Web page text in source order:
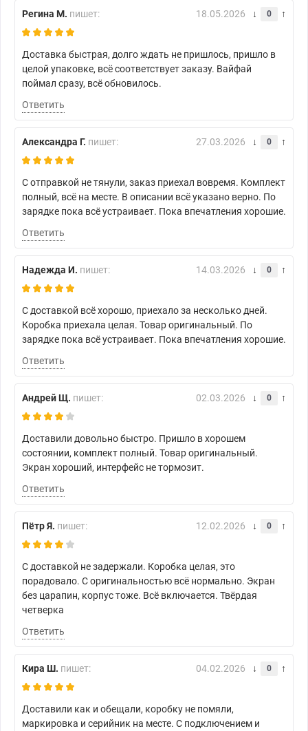
Регина М. пишет: 18.05.2026 0
Доставка быстрая, долго ждать не пришлось, пришло в
целой упаковке, всё соответствует заказу. Вайфай
поймал сразу, всё обновилось.
Ответить
Александра Г. пишет: 27.03.2026 0
С отправкой не тянули, заказ приехал вовремя. Комплект
полный, всё на месте. В описании всё указано верно. По
зарядке пока всё устраивает. Пока впечатления хорошие.
Ответить
Надежда И. пишет: 14.03.2026 0
С доставкой всё хорошо, приехало за несколько дней.
Коробка приехала целая. Товар оригинальный. По
зарядке пока всё устраивает. Пока впечатления хорошие.
Ответить
Андрей Щ. пишет: 02.03.2026 0
Доставили довольно быстро. Пришло в хорошем
состоянии, комплект полный. Товар оригинальный.
Экран хороший, интерфейс не тормозит.
Ответить
Пётр Я. пишет: 12.02.2026 0
С доставкой не задержали. Коробка целая, это
порадовало. С оригинальностью всё нормально. Экран
без царапин, корпус тоже. Всё включается. Твёрдая
четверка
Ответить
Кира Ш. пишет: 04.02.2026 0
Доставили как и обещали, коробку не помяли,
маркировка и серийник на месте. С подключением и